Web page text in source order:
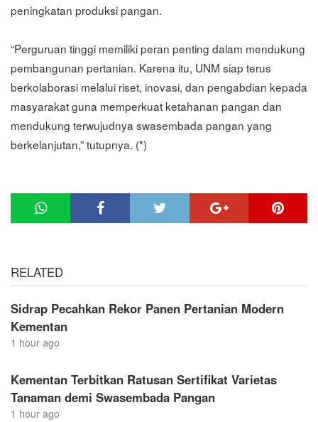
peningkatan produksi pangan.
“Perguruan tinggi memiliki peran penting dalam mendukung
pembangunan pertanian. Karena itu, UNM siap terus
berkolaborasi melalui riset, inovasi, dan pengabdian kepada
masyarakat guna memperkuat ketahanan pangan dan
mendukung terwujudnya swasembada pangan yang
berkelanjutan,” tutupnya. (*)
RELATED
Sidrap Pecahkan Rekor Panen Pertanian Modern
Kementan
1 hour ago
Kementan Terbitkan Ratusan Sertifikat Varietas
Tanaman demi Swasembada Pangan
1 hour ago